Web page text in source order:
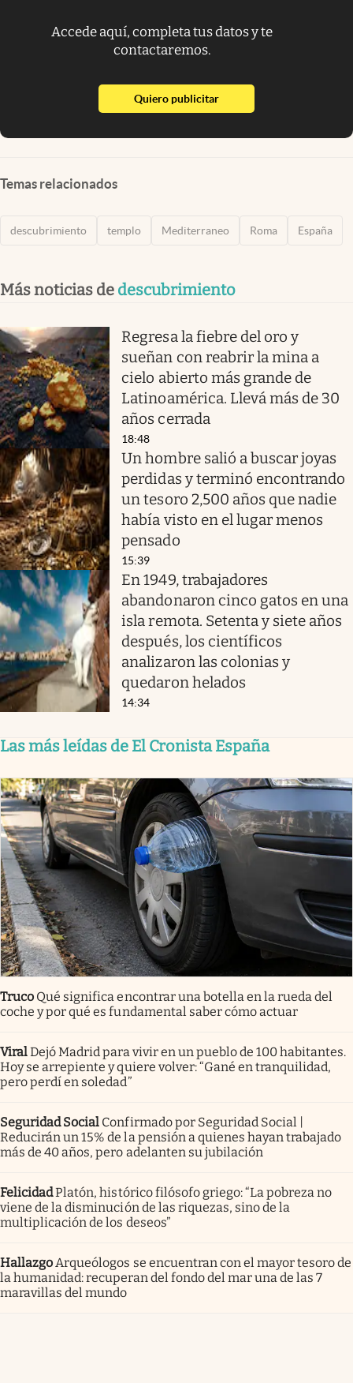
Accede aquí, completa tus datos y te
contactaremos.
Quiero publicitarabre en nueva pestaña
Temas relacionados
descubrimiento templo Mediterraneo Roma España
Más noticias de descubrimiento
Regresa la fiebre del oro y
sueñan con reabrir la mina a
cielo abierto más grande de
Latinoamérica. Llevá más de 30
años cerrada
18:48
Un hombre salió a buscar joyas
perdidas y terminó encontrando
un tesoro 2,500 años que nadie
había visto en el lugar menos
pensado
15:39
En 1949, trabajadores
abandonaron cinco gatos en una
isla remota. Setenta y siete años
después, los científicos
analizaron las colonias y
quedaron helados
14:34
Las más leídas de El Cronista España
Truco Qué significa encontrar una botella en la rueda del
coche y por qué es fundamental saber cómo actuar
ViralDejó Madrid para vivir en un pueblo de 100 habitantes.
Hoy se arrepiente y quiere volver: “Gané en tranquilidad,
pero perdí en soledad”
Seguridad Social Confirmado por Seguridad Social |
Reducirán un 15% de la pensión a quienes hayan trabajado
más de 40 años, pero adelanten su jubilación
FelicidadPlatón, histórico filósofo griego: “La pobreza no
viene de la disminución de las riquezas, sino de la
multiplicación de los deseos”
Hallazgo Arqueólogos se encuentran con el mayor tesoro de
la humanidad: recuperan del fondo del mar una de las 7
maravillas del mundo